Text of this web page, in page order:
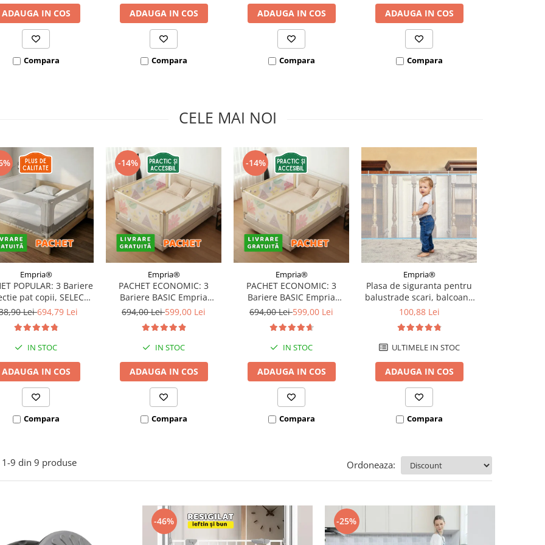
ADAUGA IN COS
Compara
ADAUGA IN COS
Compara
ADAUGA IN COS
Compara
ADAUGA IN COS
Compara
CELE MAI NOI
Empria®
POPULAR: 3 Bariere
pat copii, SELECT,
160x200 cm
Lei694,79 Lei
IN STOC
ADAUGA IN COS
Compara
-14%
Empria®
PACHET ECONOMIC: 3
Bariere BASIC Empria
protectie pat 160X200 cm +
694,00 Lei599,00 Lei
IN STOC
ADAUGA IN COS
Compara
-14%
Empria®
PACHET ECONOMIC: 3
Bariere BASIC Empria
protectie pat 180X200 cm +
694,00 Lei599,00 Lei
IN STOC
ADAUGA IN COS
Compara
Empria®
Plasa de siguranta pentru
balustrade scari, balcoane
si terase, 300 x 78 cm, alb
100,88 Lei
ULTIMELE IN STOC
ADAUGA IN COS
Compara
1-9 din 9 produse Ordoneaza:
-46% -25%